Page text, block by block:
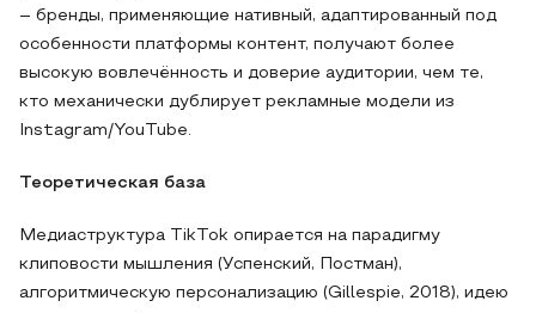
– бренды, применяющие нативный, адаптированный под
особенности платформы контент, получают более
высокую вовлечённость и доверие аудитории, чем те,
кто механически дублирует рекламные модели из
Instagram/YouTube.
Теоретическая база
Медиаструктура TikTok опирается на парадигму
клиповости мышления (Успенский, Постман),
алгоритмическую персонализацию (Gillespie, 2018), идею